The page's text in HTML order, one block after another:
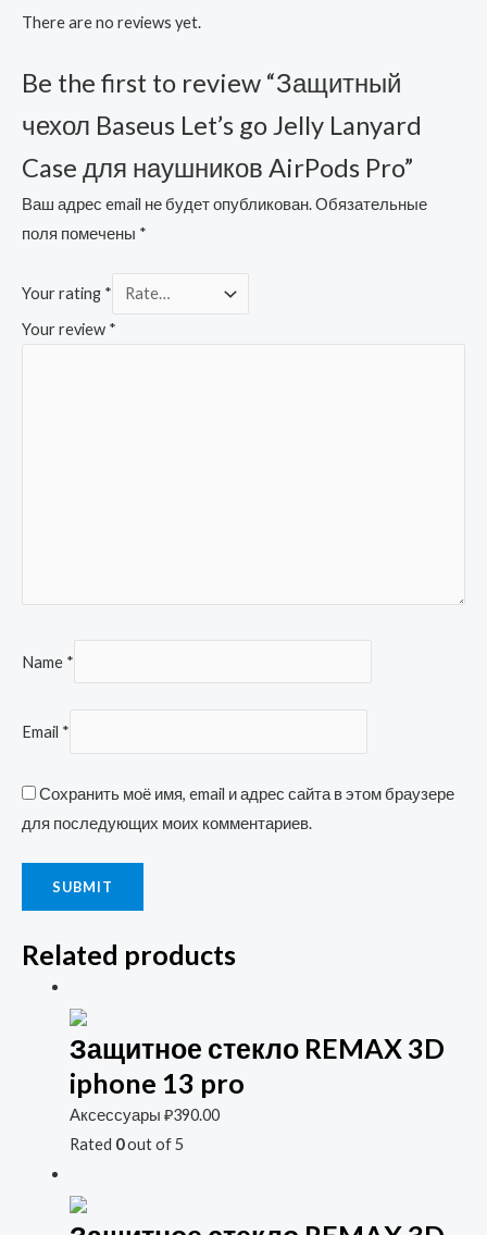
There are no reviews yet.
Be the first to review “Защитный
чехол Baseus Let’s go Jelly Lanyard
Case для наушников AirPods Pro”
Ваш адрес email не будет опубликован.Обязательные
поля помечены *
Your rating *
Your review *
Name *
Email *
Сохранить моё имя, email и адрес сайта в этом браузере
для последующих моих комментариев.
Related products
Защитное стекло REMAX 3D
iphone 13 pro
Аксессуары ₽390.00
Rated 0out of 5